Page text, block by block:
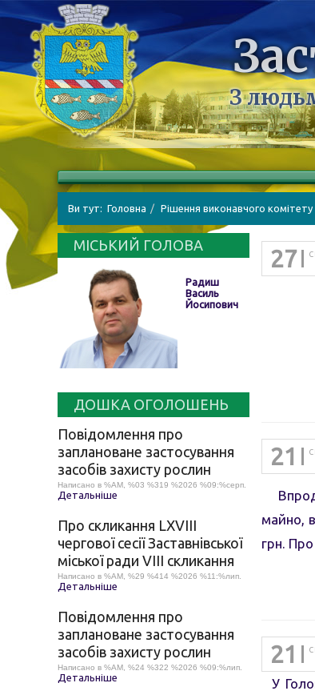
З
Ви тут: Головна Рішення виконавчого комітету
МІСЬКИЙ ГОЛОВА
Радиш
Василь
Йосипович
ДОШКА ОГОЛОШЕНЬ
Повідомлення про
заплановане застосування
засобів захисту рослин
Написано в %AM, %03 %319 %2026 %09:%серп.
Детальніше
Про скликання LХVІІІ
чергової сесії Заставнівської
міської ради VIII скликання
Написано в %AM, %29 %414 %2026 %11:%лип.
Детальніше
Повідомлення про
заплановане застосування
засобів захисту рослин
Написано в %AM, %24 %322 %2026 %09:%лип.
Детальніше
27
21
майно,
грн.
21
У